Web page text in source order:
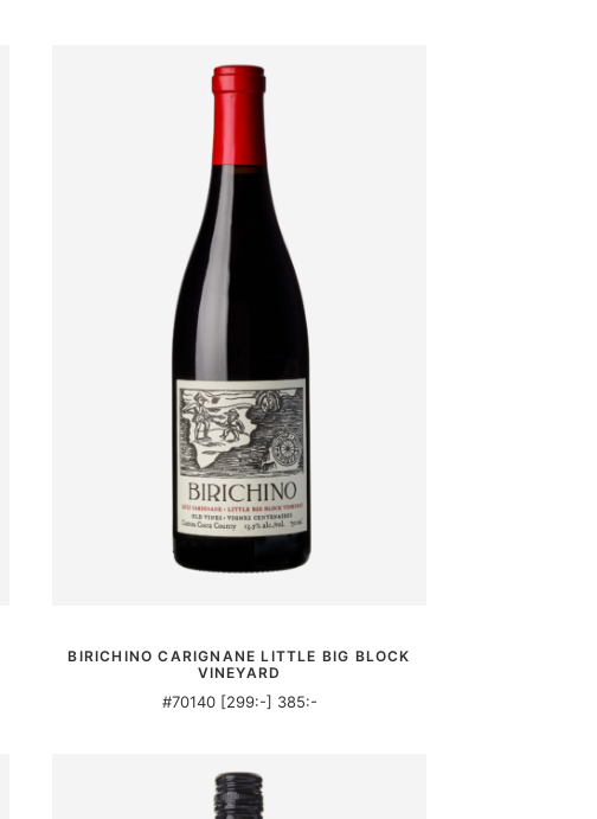
BIRICHINO CARIGNANE LITTLE BIG BLOCK
VINEYARD
#70140 [299:-] 385:-